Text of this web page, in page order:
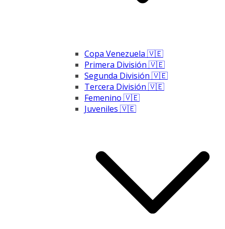
Copa Venezuela 🇻🇪
Primera División 🇻🇪
Segunda División 🇻🇪
Tercera División 🇻🇪
Femenino 🇻🇪
Juveniles 🇻🇪